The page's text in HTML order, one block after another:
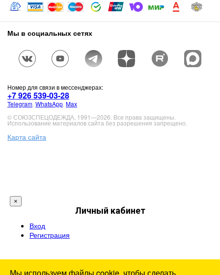
Мы в социальных сетях
Номер для связи в мессенджерах:
+7 926 539-03-28
Telegram WhatsApp Max
© СОЮЗСПЕЦОДЕЖДА, 1991—2026. Все права защищены.
Использование материалов сайта без разрешения запрещено.
Карта сайта
×
Личный кабинет
Вход
Регистрация